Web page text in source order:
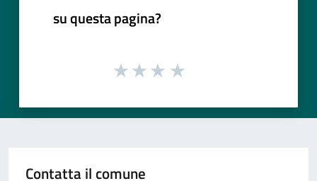
su questa pagina?
Contatta il comune